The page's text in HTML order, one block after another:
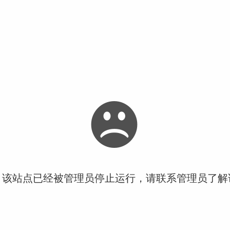
站点已经被管理员停止运行，请联系管理员了